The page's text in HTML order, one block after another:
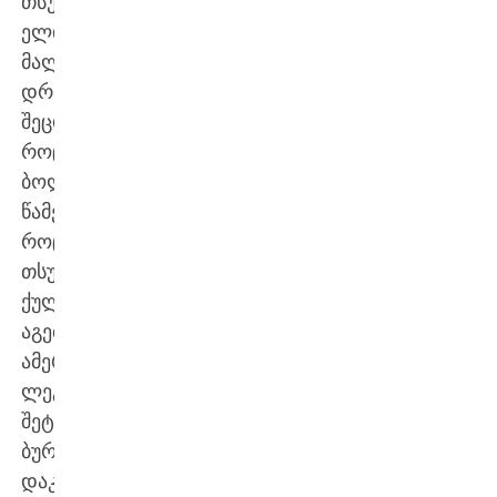
ელი
მალკოლმ
დრამრაიტის
შეცდომა,
როცა
ბოლო
წამებზე,
როცა
თსუ
ქულით
აგებდა,
ამერიკელმა
ლეგიონერმა
შეტევაში
ბურთი
დაკარგა.